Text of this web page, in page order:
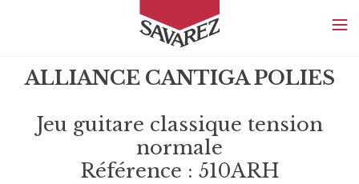
SAVAREZ
ALLIANCE CANTIGA POLIES
Jeu guitare classique tension
normale
Référence : 510ARH